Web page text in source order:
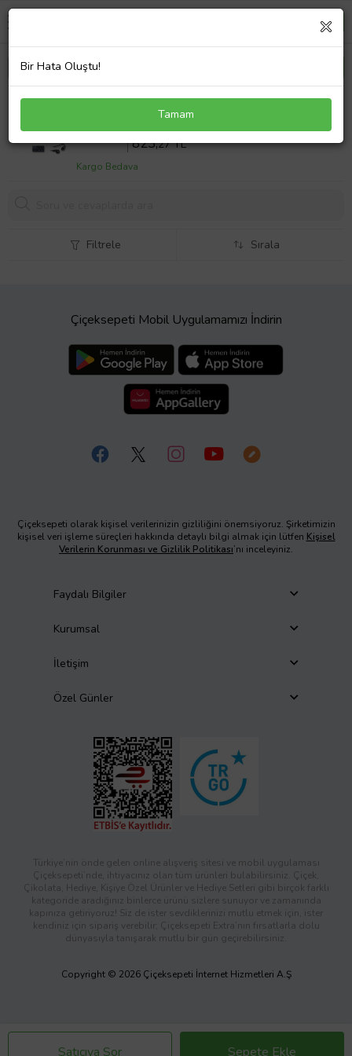
Toshiba Dynabook Satellite M50-130 Notebook
Adaptör Laptop Şarj
Sepette %10 İndirim
823,27 TL
Kargo Bedava
Satıcıya Sor Sepete Ekle
Filtrele Sırala
Çiçeksepeti Mobil Uygulamamızı İndirin
Çiçeksepeti olarak kişisel verilerinizin gizliliğini önemsiyoruz. Şirketimizin
kişisel veri işleme süreçleri hakkında detaylı bilgi almak için lütfen Kişisel
Verilerin Korunması ve Gizlilik Politikası’nı inceleyiniz.
Faydalı Bilgiler
Kurumsal
İletişim
Özel Günler
Türkiye’nin önde gelen online alışveriş sitesi ve mobil uygulaması
Çiçeksepeti’nde, ihtiyacınız olan tüm ürünleri bulabilirsiniz. Çiçek,
Çikolata, Hediye, Kişiye Özel Ürünler ve Hediye Setleri gibi birçok farklı
kategoride aradığınız binlerce ürünü sizlere sunuyor ve zamanında
kapınıza getiriyoruz! Siz de ister sevdiklerinizi mutlu etmek için, ister
kendiniz için sipariş verebilir; Çiçeksepeti Extra’nın fırsatlarla dolu
dünyasıyla tanışarak mutlu bir gün geçirebilirsiniz.
Copyright © 2026 Çiçeksepeti İnternet Hizmetleri A.Ş
Bir Hata Oluştu!
Tamam